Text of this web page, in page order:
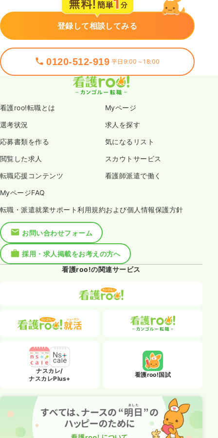
登録して相談してみる
0120-512-919 平日9:00～18:00
看護roo!転職とは Myページ
選考状況 求人を探す
応募書類を作る 気になるリスト
閲覧した求人 スカウトサービス
転職応援コンテンツ 看護師派遣で働く
MyページFAQ
転職・派遣就業サポート利用規約および個人情報保護方針
お問い合わせフォーム
採用・求人掲載をお考えの方へ
看護roo!の関連サービス
ナスカレ/
ナスカレPlus+
看護roo!国試